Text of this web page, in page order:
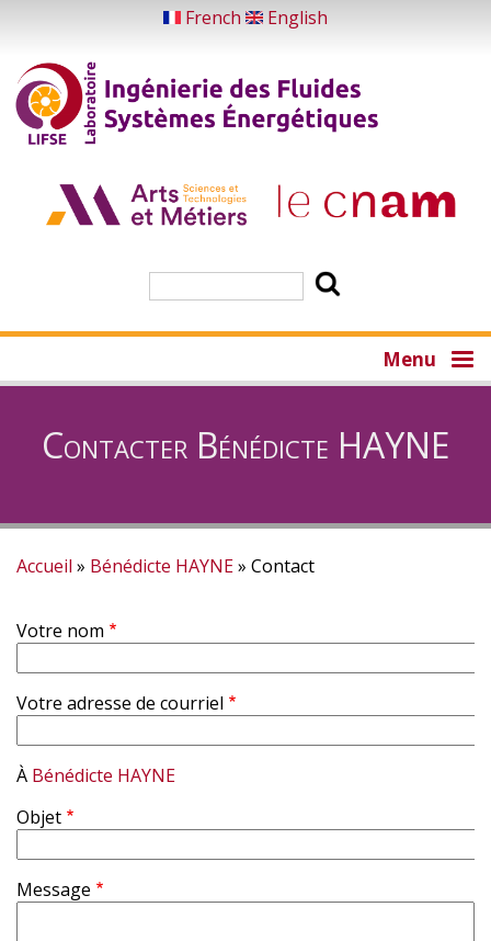
contenu
principal
French English
Menu
Contacter Bénédicte HAYNE
d'Ariane
Accueil Bénédicte HAYNE Contact
Votre nom
Votre adresse de courriel
À Bénédicte HAYNE
Objet
Message